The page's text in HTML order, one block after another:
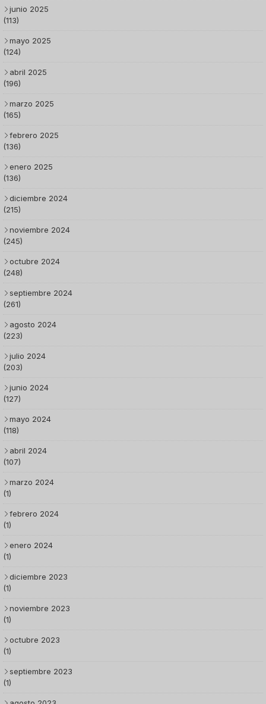
junio 2025
(113)
mayo 2025
(124)
abril 2025
(196)
marzo 2025
(165)
febrero 2025
(136)
enero 2025
(136)
diciembre 2024
(215)
noviembre 2024
(245)
octubre 2024
(248)
septiembre 2024
(261)
agosto 2024
(223)
julio 2024
(203)
junio 2024
(127)
mayo 2024
(118)
abril 2024
(107)
marzo 2024
(1)
febrero 2024
(1)
enero 2024
(1)
diciembre 2023
(1)
noviembre 2023
(1)
octubre 2023
(1)
septiembre 2023
(1)